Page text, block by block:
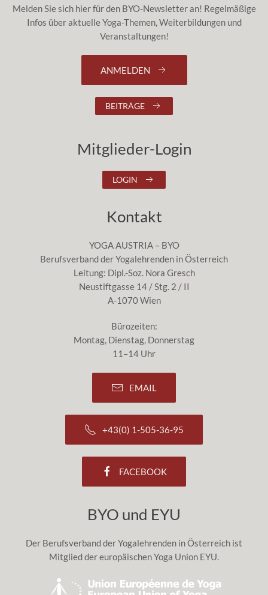
Melden Sie sich hier für den BYO-Newsletter an! Regelmäßige
Infos über aktuelle Yoga-Themen, Weiterbildungen und
Veranstaltungen!
ANMELDEN
BEITRÄGE
Mitglieder-Login
LOGIN
Kontakt
YOGA AUSTRIA – BYO
Berufsverband der Yogalehrenden in Österreich
Leitung: Dipl.-Soz. Nora Gresch
Neustiftgasse 14 / Stg. 2 / II
A-1070 Wien
Bürozeiten:
Montag, Dienstag, Donnerstag
11–14 Uhr
EMAIL
+43(0) 1-505-36-95
FACEBOOK
BYO und EYU
Der Berufsverband der Yogalehrenden in Österreich ist
Mitglied der europäischen Yoga Union EYU.